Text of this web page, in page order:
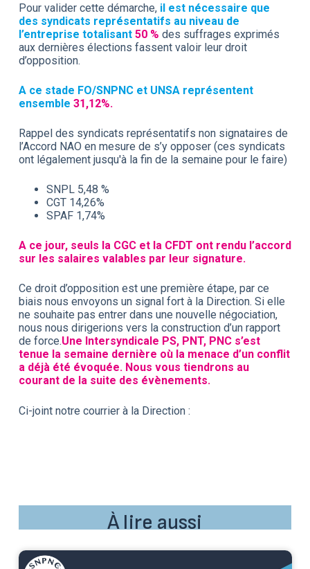
Pour valider cette démarche, il est nécessaire que
des syndicats représentatifs au niveau de
l’entreprise totalisant 50 % des suffrages exprimés
aux dernières élections fassent valoir leur droit
d’opposition.
A ce stade FO/SNPNC et UNSA représentent
ensemble 31,12%.
Rappel des syndicats représentatifs non signataires de
l’Accord NAO en mesure de s’y opposer (ces syndicats
ont légalement jusqu'à la fin de la semaine pour le faire)
SNPL 5,48 %
CGT 14,26%
SPAF 1,74%
A ce jour, seuls la CGC et la CFDT ont rendu l’accord
sur les salaires valables par leur signature.
Ce droit d’opposition est une première étape, par ce
biais nous envoyons un signal fort à la Direction. Si elle
ne souhaite pas entrer dans une nouvelle négociation,
nous nous dirigerions vers la construction d’un rapport
de force.Une Intersyndicale PS, PNT, PNC s’est
tenue la semaine dernière où la menace d’un conflit
a déjà été évoquée. Nous vous tiendrons au
courant de la suite des évènements.
Ci-joint notre courrier à la Direction :
À lire aussi